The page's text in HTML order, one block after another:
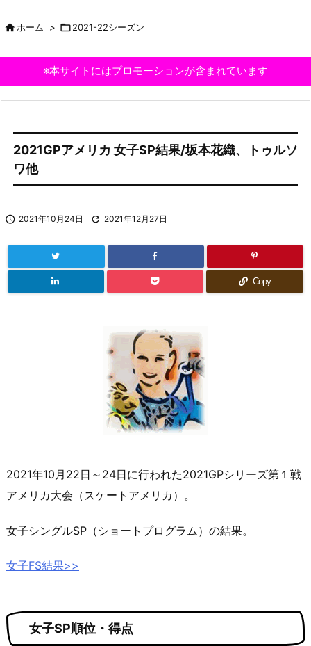
ホーム > 2021-22シーズン
※本サイトにはプロモーションが含まれています
2021GPアメリカ 女子SP結果/坂本花織、トゥルソ
ワ他
 2021年10月24日  2021年12月27日
Copy
2021年10月22日～24日に行われた2021GPシリーズ第１戦
アメリカ大会（スケートアメリカ）。
女子シングルSP（ショートプログラム）の結果。
女子FS結果>>
女子SP順位・得点